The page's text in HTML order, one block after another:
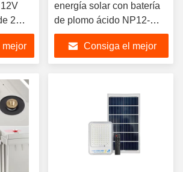
2
mejor
energía solar con batería
de plomo ácido NP12-
200Ah
Consiga el mejor